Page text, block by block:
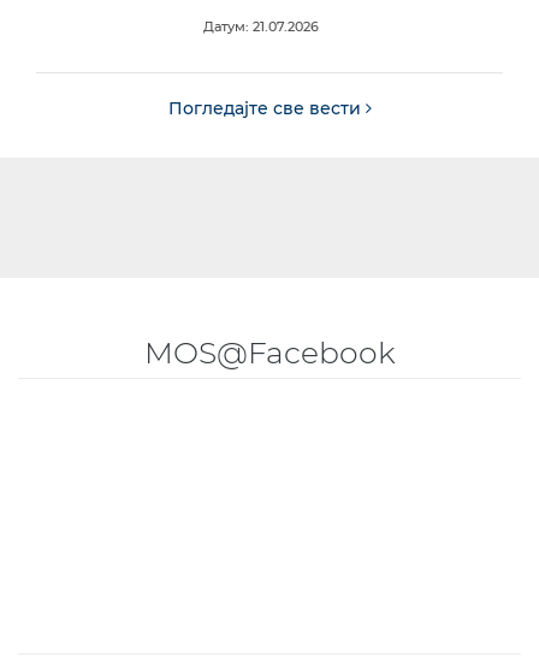
Датум: 21.07.2026
Погледајте све вести
MOS@Facebook